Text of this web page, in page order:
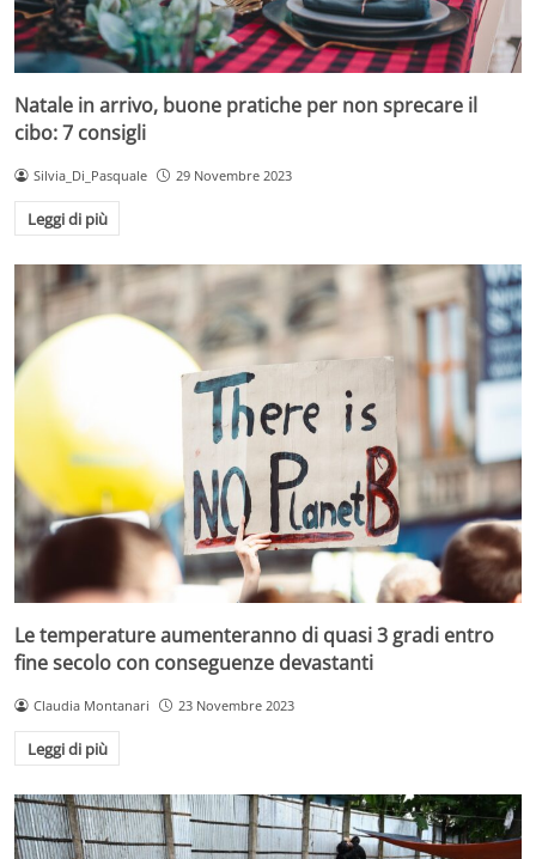
Natale in arrivo, buone pratiche per non sprecare il
cibo: 7 consigli
Silvia_Di_Pasquale 29 Novembre 2023
Leggi di più
Le temperature aumenteranno di quasi 3 gradi entro
fine secolo con conseguenze devastanti
Claudia Montanari 23 Novembre 2023
Leggi di più